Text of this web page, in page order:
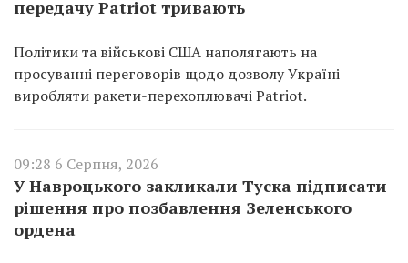
передачу Patriot тривають
Політики та військові США наполягають на
просуванні переговорів щодо дозволу Україні
виробляти ракети-перехоплювачі Patriot.
09:28 6 Серпня, 2026
У Навроцького закликали Туска підписати
рішення про позбавлення Зеленського
ордена